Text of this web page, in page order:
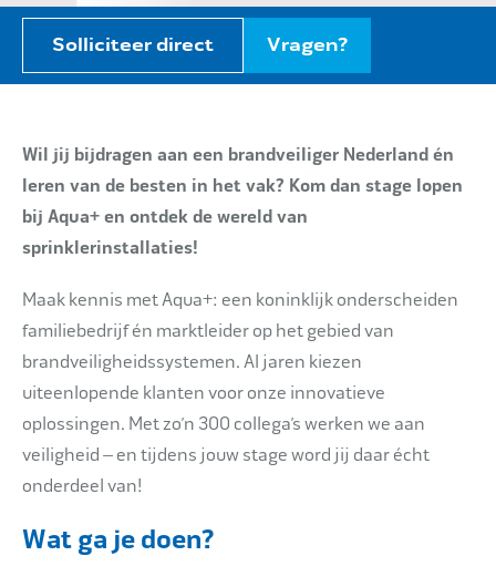
Solliciteer direct Vragen?
Wil jij bijdragen aan een brandveiliger Nederland én
leren van de besten in het vak? Kom dan stage lopen
bij Aqua+ en ontdek de wereld van
sprinklerinstallaties!
Maak kennis met Aqua+: een koninklijk onderscheiden
familiebedrijf én marktleider op het gebied van
brandveiligheidssystemen. Al jaren kiezen
uiteenlopende klanten voor onze innovatieve
oplossingen. Met zo’n 300 collega’s werken we aan
veiligheid – en tijdens jouw stage word jij daar écht
onderdeel van!
Wat ga je doen?